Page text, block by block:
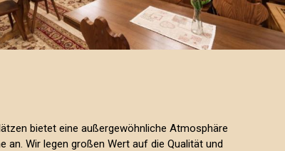
bietet eine außergewöhnliche Atmosphäre
Wir legen großen Wert auf die Qualität und